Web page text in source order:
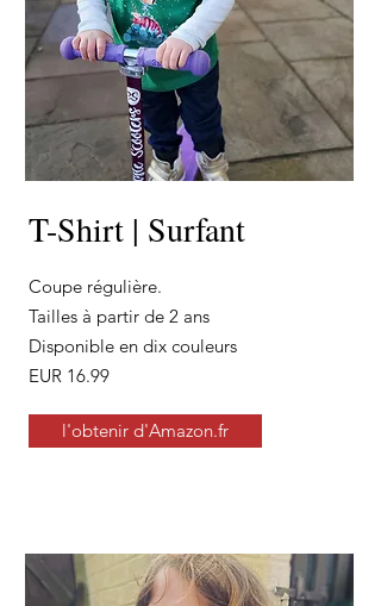
T-Shirt | Surfant
Coupe régulière.
Tailles à partir de 2 ans
Disponible en dix couleurs
EUR 16.99
l'obtenir d'Amazon.fr